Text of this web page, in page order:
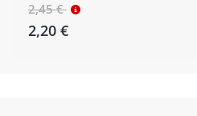
2,45 €
2,20 €